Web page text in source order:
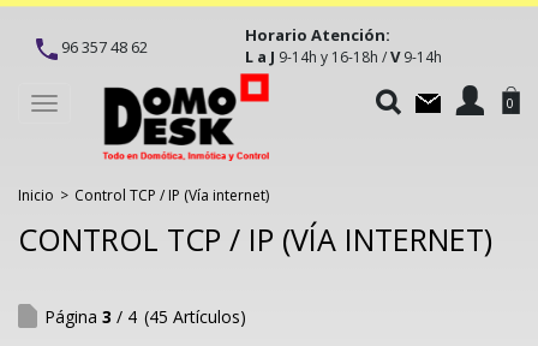
96 357 48 62
Horario Atención:
L a J 9-14h y 16-18h /V9-14h
Toggle
navigation
0
Inicio > Control TCP / IP (Vía internet)
CONTROL TCP / IP (VÍA INTERNET)
Página 3 / 4 (45 Artículos)